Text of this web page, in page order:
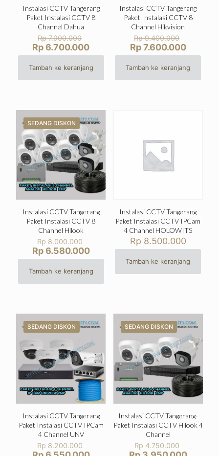
Instalasi CCTV Tangerang
Paket Instalasi CCTV 8
Channel Dahua
Rp7.900.000
aslinya
adalah:
Rp 7.900.000.
Rp 6.700.000Harga
saat
ini
adalah:
Tambah ke keranjang
Instalasi CCTV Tangerang
Paket Instalasi CCTV 8
Channel Hikvision
Rp9.400.000
aslinya
adalah:
Rp
Rp7.600.000Harga
saat
ini
adalah:
Tambah ke keranjang
SEDANG DISKON
Instalasi CCTV Tangerang
Paket Instalasi CCTV 8
Channel Hilook
Rp8.000.000
aslinya
adalah:
Rp 8.000.000.
Rp6.580.000Harga
saat
ini
adalah:
Tambah ke keranjang
Instalasi CCTV Tangerang
Paket Instalasi CCTV IPCam
4 Channel HOLOWITS
Rp 8.500.000
Tambah ke keranjang
SEDANG DISKON
Instalasi CCTV Tangerang
Paket Instalasi CCTV IPCam
4 Channel UNV
Rp8.200.000
aslinya
SEDANG DISKON
Instalasi CCTV Tangerang-
Paket Instalasi CCTV Hilook 4
Channel
Rp4.750.000
aslinya